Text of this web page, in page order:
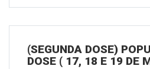
(SEGUNDA DOSE)
DOSE ( 17, 18 E 19 DE